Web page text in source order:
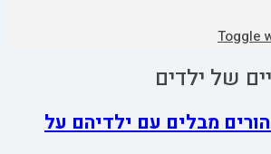
Toggle
של ילדים
מבלים עם ילדיהם על